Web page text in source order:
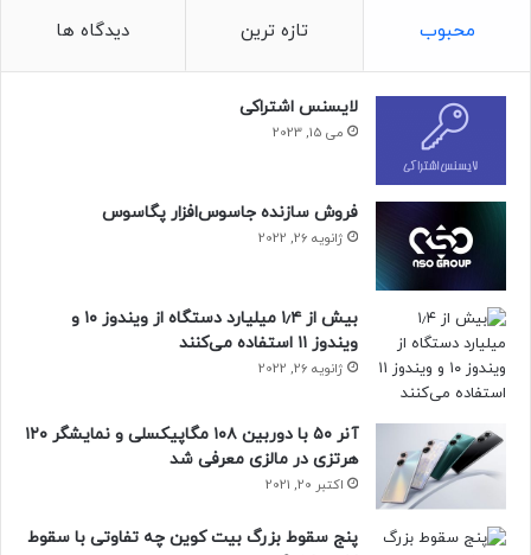
محبوب
تازه ترین دیدگاه ها
لایسنس اشتراکی
می 15, 2023
فروش سازنده جاسوس‌افزار پگاسوس
ژانویه 26, 2022
بیش از ۱٫۴ میلیارد دستگاه از ویندوز ۱۰ و
ویندوز ۱۱ استفاده می‌کنند
ژانویه 26, 2022
آنر ۵۰ با دوربین ۱۰۸ مگاپیکسلی و نمایشگر ۱۲۰
هرتزی در مالزی معرفی شد
اکتبر 20, 2021
پنج سقوط بزرگ بیت کوین چه تفاوتی با سقوط